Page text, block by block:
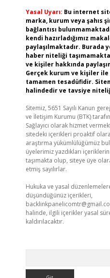
Yasal Uyarı: Bu internet
marka, kurum veya şahıs
bağlantısı
kendi hazırladığımız
paylaşılmaktadır. Burada
haber niteliği
ve kişiler hakkında
Gerçek kurum ve kişiler
tamamen tesadüfidir.
halindedir ve tavsiye
Sitemiz, 5651 Sayılı Kanun
ve İletişim Kurumu (BTK)
Sağlayıcı olarak hizmet
sitedeki içerikleri proaktif
araştırma yükümlülüğümüz
üyelerimiz yazdıkları
taşımakta olup, siteye üye
etmiş sayılırlar.
Hukuka ve yasal
düşündüğünüz içerikleri,
halinde, ilgili içerikler yasal
kaldırılacaktır.